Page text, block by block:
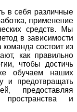
в себя различные
применение
средств. Мы
в зависимости
состоит из
как правильно
чтобы достичь
обучаем наших
и предотвращать
предоставляя
и